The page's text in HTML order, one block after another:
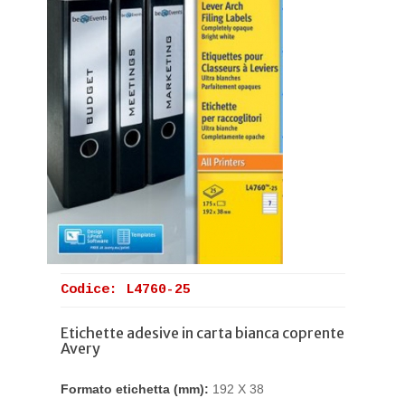
Codice: L4760-25
Etichette adesive in carta bianca coprente
Avery
Formato etichetta (mm): 192 X 38